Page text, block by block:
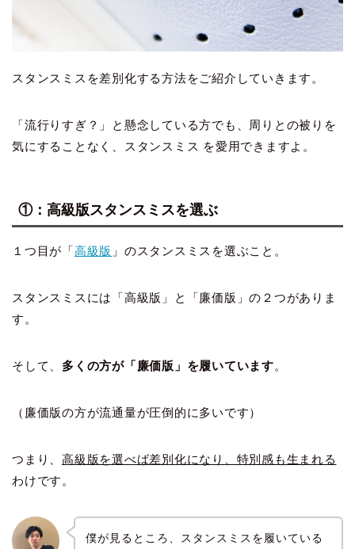
スタンスミスを差別化する方法をご紹介していきます。
「流行りすぎ？」と懸念している方でも、周りとの被りを
気にすることなく、スタンスミス を愛用できますよ。
①：高級版スタンスミスを選ぶ
１つ目が「高級版 」のスタンスミスを選ぶこと。
スタンスミスには「高級版」と「廉価版」の２つがありま
す。
そして、 多くの方が「廉価版」を履いています。
（廉価版の方が流通量が圧倒的に多いです）
つまり、 高級版を選べば差別化になり、特別感も生まれる
わけです。
僕が見るところ、スタンスミスを履いている